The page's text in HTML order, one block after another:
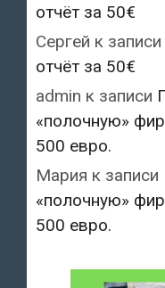
отчёт за 50€
Сергей к записи
отчёт за 50€
admin к записи
«полочную»
500 евро.
Мария к записи
«полочную»
500 евро.